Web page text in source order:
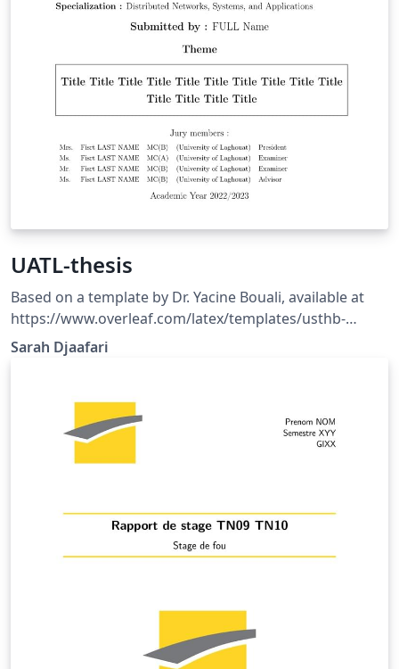
UATL-thesis
Based on a template by Dr. Yacine Bouali, available at
https://www.overleaf.com/latex/templates/usthb-
thesis/jwbcnbcgrkdq, licensed under CC BY 4.0.
Sarah Djaafari